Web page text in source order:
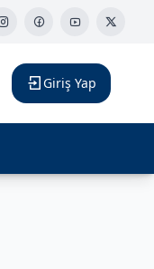
Giriş Yap